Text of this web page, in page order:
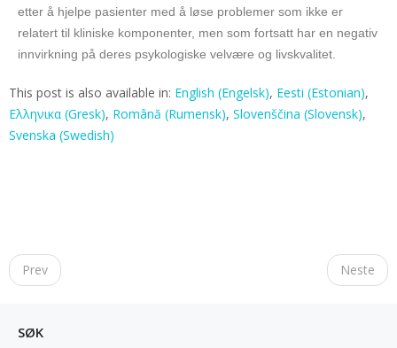
etter å hjelpe pasienter med å løse problemer som ikke er
relatert til kliniske komponenter, men som fortsatt har en negativ
innvirkning på deres psykologiske velvære og livskvalitet.
This post is also available in: English (Engelsk) Eesti (Estonian)
Ελληνικα (Gresk) Română (Rumensk) Slovenščina (Slovensk)
Svenska (Swedish)
o
s
n
Prev Neste
SØK